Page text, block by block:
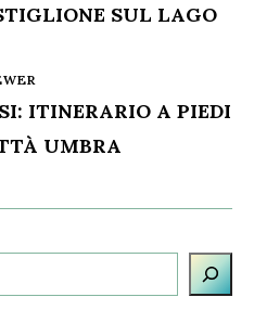
SUL LAGO
ITINERARIO A PIEDI
UMBRA